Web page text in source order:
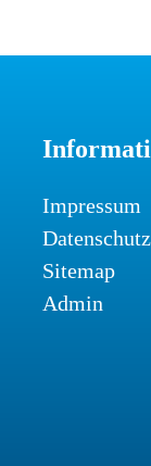
Impressum
Datenschutz
Sitemap
Admin